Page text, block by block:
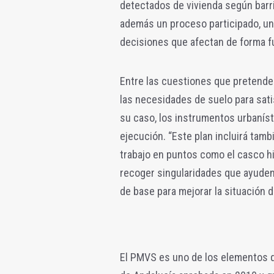
detectados de vivienda según
además un proceso participado,
decisiones que afectan de forma
Entre las cuestiones que
las necesidades de suelo para
su caso, los instrumentos
ejecución. “Este plan incluirá
trabajo en puntos como el casco
recoger singularidades que
de base para mejorar la situación
El PMVS es uno de los elementos